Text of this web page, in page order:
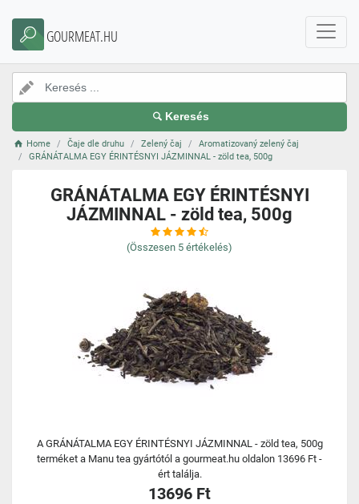
GOURMEAT.HU
Keresés
Home Čaje dle druhu Zelený čaj
Aromatizovaný zelený čaj
GRÁNÁTALMA EGY ÉRINTÉSNYI JÁZMINNAL - zöld tea, 500g
GRÁNÁTALMA EGY ÉRINTÉSNYI
JÁZMINNAL - zöld tea, 500g
(Összesen 5 értékelés)
A GRÁNÁTALMA EGY ÉRINTÉSNYI JÁZMINNAL - zöld tea, 500g
terméket a Manu tea gyártótól a gourmeat.hu oldalon 13696 Ft -
ért találja.
13696 Ft